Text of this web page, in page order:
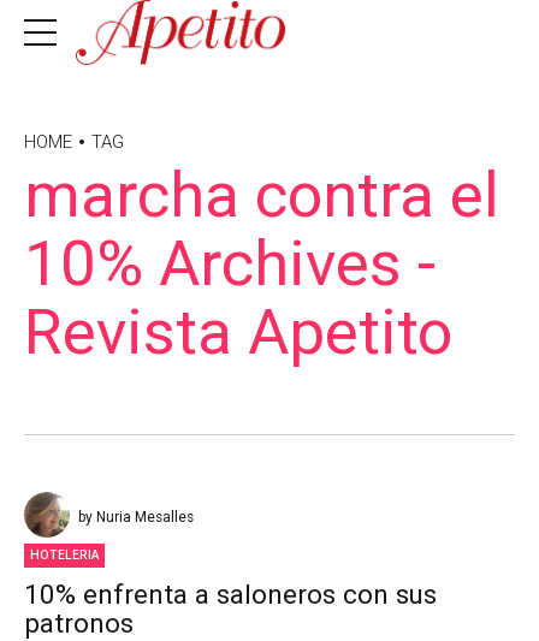
HOME TAG
marcha contra el
10% Archives -
Revista Apetito
by Nuria Mesalles
HOTELERIA
10% enfrenta a saloneros con sus
patronos